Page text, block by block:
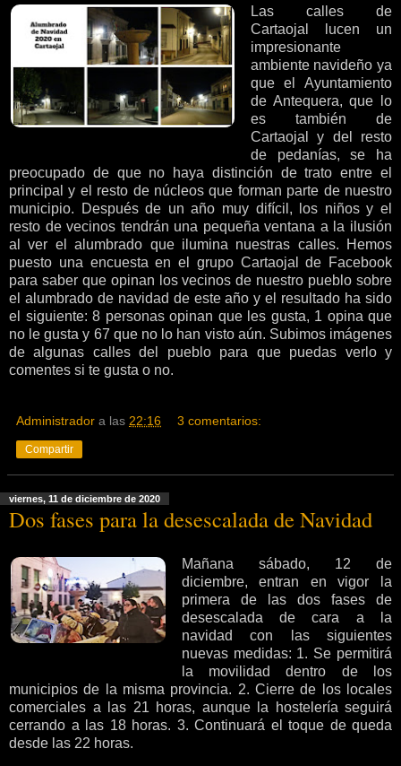
Las calles de
Cartaojal lucen un
impresionante
ambiente navideño ya
que el Ayuntamiento
de Antequera, que lo
es también de
Cartaojal y del resto
de pedanías, se ha
preocupado de que no haya distinción de trato entre el
principal y el resto de núcleos que forman parte de nuestro
municipio. Después de un año muy difícil, los niños y el
resto de vecinos tendrán una pequeña ventana a la ilusión
al ver el alumbrado que ilumina nuestras calles. Hemos
puesto una encuesta en el grupo Cartaojal de Facebook
para saber que opinan los vecinos de nuestro pueblo sobre
el alumbrado de navidad de este año y el resultado ha sido
el siguiente: 8 personas opinan que les gusta, 1 opina que
no le gusta y 67 que no lo han visto aún. Subimos imágenes
de algunas calles del pueblo para que puedas verlo y
comentes si te gusta o no.
Administrador a las 22:16 3 comentarios:
Compartir
viernes, 11 de diciembre de 2020
Dos fases para la desescalada de Navidad
Mañana sábado, 12 de
diciembre, entran en vigor la
primera de las dos fases de
desescalada de cara a la
navidad con las siguientes
nuevas medidas: 1. Se permitirá
la movilidad dentro de los
municipios de la misma provincia. 2. Cierre de los locales
comerciales a las 21 horas, aunque la hostelería seguirá
cerrando a las 18 horas. 3. Continuará el toque de queda
desde las 22 horas.